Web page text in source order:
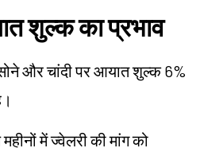
शुल्क का प्रभाव
और चांदी पर आयात शुल्क 6%
में ज्वेलरी की मांग को